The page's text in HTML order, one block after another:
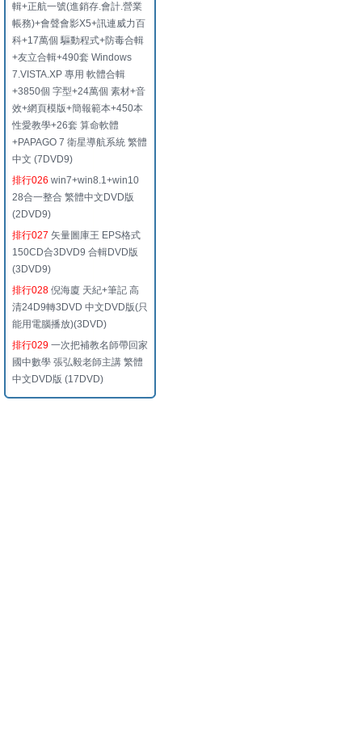
輯+正航一號(進銷存.會計.營業
帳務)+會聲會影X5+訊連威力百
科+17萬個 驅動程式+防毒合輯
+友立合輯+490套 Windows
7.VISTA.XP 專用 軟體合輯
+3850個 字型+24萬個 素材+音
效+網頁模版+簡報範本+450本
性愛教學+26套 算命軟體
+PAPAGO 7 衛星導航系統 繁體
中文 (7DVD9)
排行026 win7+win8.1+win10
28合一整合 繁體中文DVD版
(2DVD9)
排行027 矢量圖庫王 EPS格式
150CD合3DVD9 合輯DVD版
(3DVD9)
排行028 倪海廈 天紀+筆記 高
清24D9轉3DVD 中文DVD版(只
能用電腦播放)(3DVD)
排行029 一次把補教名師帶回家
國中數學 張弘毅老師主講 繁體
中文DVD版 (17DVD)